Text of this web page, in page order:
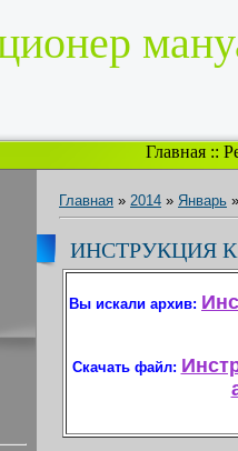
Главная::
Главная » 2014 » Январь »
ИНСТРУКЦИЯ
Вы искали архив:
Скачать файл: